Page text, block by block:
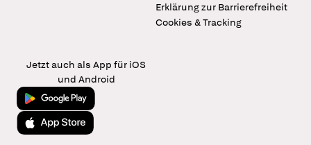
Erklärung zur Barrierefreiheit
Cookies & Tracking
Jetzt auch als App für iOS
und Android
Jetzt bei Google Play
Laden im App Store